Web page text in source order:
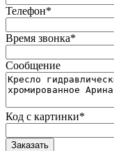
Телефон*
Время звонка*
Сообщение
Код с картинки*
Заказать